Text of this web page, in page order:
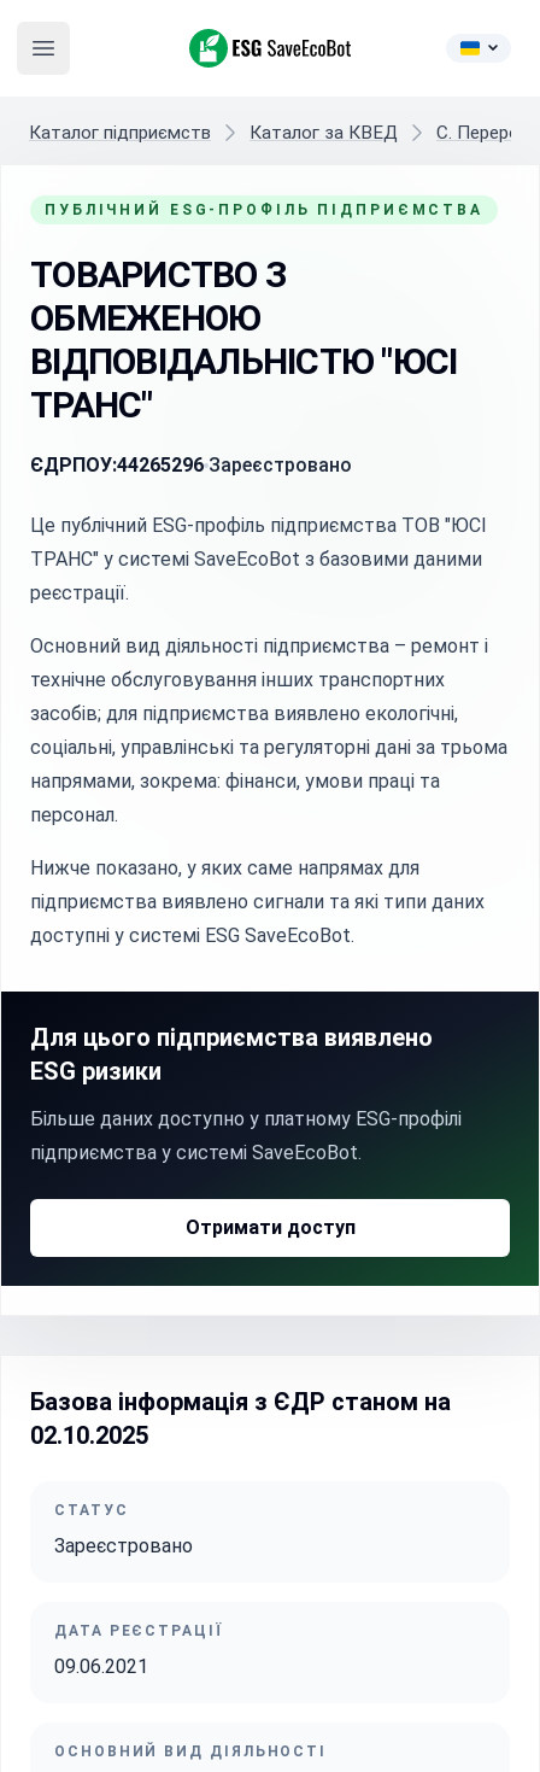
Open main menu
ESG SaveEcoBot
Каталог підприємств Каталог за КВЕД C.
ПУБЛІЧНИЙ ESG-ПРОФІЛЬ ПІДПРИЄМСТВА
ТОВАРИСТВО З
ОБМЕЖЕНОЮ
ВІДПОВІДАЛЬНІСТЮ "ЮСІ
ТРАНС"
ЄДРПОУ:44265296 Зареєстровано
Це публічний ESG-профіль підприємства ТОВ "ЮСІ
ТРАНС" у системі SaveEcoBot з базовими даними
реєстрації.
Основний вид діяльності підприємства – ремонт і
технічне обслуговування інших транспортних
засобів; для підприємства виявлено екологічні,
соціальні, управлінські та регуляторні дані за трьома
напрямами, зокрема: фінанси, умови праці та
персонал.
Нижче показано, у яких саме напрямах для
підприємства виявлено сигнали та які типи даних
доступні у системі ESG SaveEcoBot.
Для цього підприємства виявлено
ESG ризики
Більше даних доступно у платному ESG-профілі
підприємства у системі SaveEcoBot.
Отримати доступ
Базова інформація з ЄДР станом на
02.10.2025
СТАТУС
Зареєстровано
ДАТА РЕЄСТРАЦІЇ
09.06.2021
ОСНОВНИЙ ВИД ДІЯЛЬНОСТІ